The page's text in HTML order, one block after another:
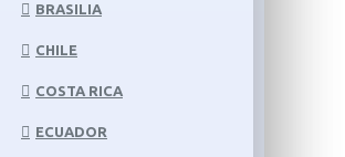
BRASILIA
CHILE
COSTA RICA
ECUADOR